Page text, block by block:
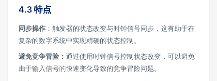
4.3 特点
同步操作 ：触发器的状态改变与时钟信号同步，这有助于在
复杂的数字系统中实现精确的状态控制。
避免竞争冒险： 通过使用时钟信号控制状态改变，可以避免
由于输入信号的快速变化导致的竞争冒险问题。